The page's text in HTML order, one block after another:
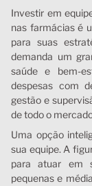
Investir em
nas farmácias é
para suas
demanda um
saúde e bem-
despesas com
gestão e
de todo o
Uma opção
sua equipe. A
para atuar em
pequenas e